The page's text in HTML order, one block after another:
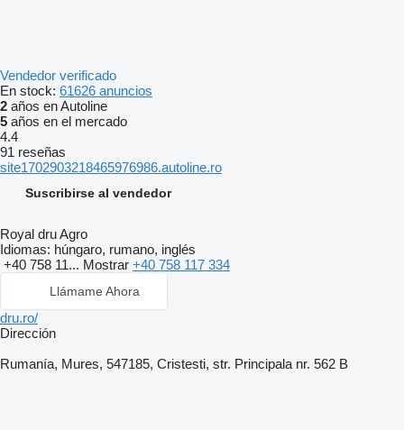
Vendedor verificado
En stock: 61626 anuncios
2 años en Autoline
5 años en el mercado
4.4
91 reseñas
site1702903218465976986.autoline.ro
Suscribirse al vendedor
Royal dru Agro
Idiomas: húngaro, rumano, inglés
+40 758 11... Mostrar +40 758 117 334
Llámame Ahora
dru.ro/
Dirección
Rumanía, Mures, 547185, Cristesti, str. Principala nr. 562 B